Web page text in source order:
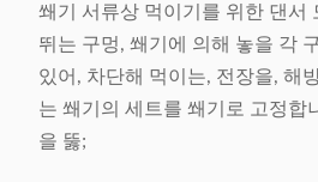
쐐기 서류상 먹이기를 위한 댄서
뛰는 구멍, 쐐기에 의해 놓을 각
있어, 차단해 먹이는, 전장을, 해
는 쐐기의 세트를 쐐기로 고정합
을 뚫;